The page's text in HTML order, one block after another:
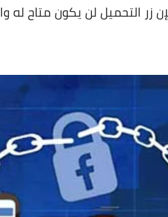
زر التحميل لن يكون متاح له